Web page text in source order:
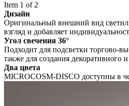
Item 1 of 2
Дизайн
Оригинальный внешний вид
взгляд и добавляет
Угол свечения 36°
Подходит для подсветки торгово-
также для создания декоративного
Два цвета
MICROCOSM-DISCO доступны в